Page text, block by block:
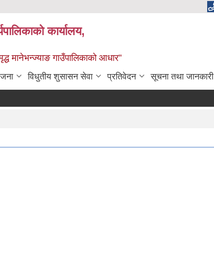
कार्यालय,
मानेभन्ज्याङ गाउँपालिकाको आधार"
विधुतीय शुसासन सेवा प्रतिवेदन सूचना तथा जानकारी